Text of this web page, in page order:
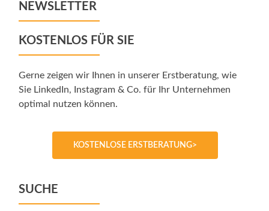
NEWSLETTER
KOSTENLOS FÜR SIE
Gerne zeigen wir Ihnen in unserer Erstberatung, wie
Sie LinkedIn, Instagram & Co. für Ihr Unternehmen
optimal nutzen können.
KOSTENLOSE ERSTBERATUNG>
SUCHE